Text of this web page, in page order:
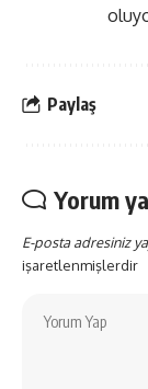
Paylaş
Yorum
E-posta adresiniz
işaretlenmişlerdir